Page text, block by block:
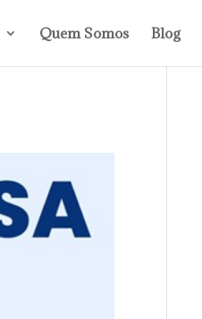
Quem Somos Blog